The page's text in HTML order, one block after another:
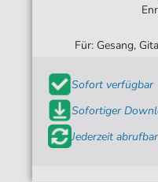
Für: Gesang,
Sofort verfügbar
Sofortiger
Jederzeit abrufbar